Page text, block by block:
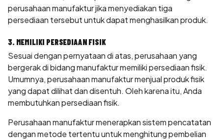
perusahaan manufaktur jika menyediakan tiga
persediaan tersebut untuk dapat menghasilkan produk.
3. MEMILIKI PERSEDIAAN FISIK
Sesuai dengan pernyataan di atas, perusahaan yang
bergerak di bidang manufaktur memiliki persediaan fisik.
Umumnya, perusahaan manufaktur menjual produk fisik
yang dapat dilihat dan disentuh. Oleh karena itu, Anda
membutuhkan persediaan fisik.
Perusahaan manufaktur menerapkan sistem pencatatan
dengan metode tertentu untuk menghitung pembelian